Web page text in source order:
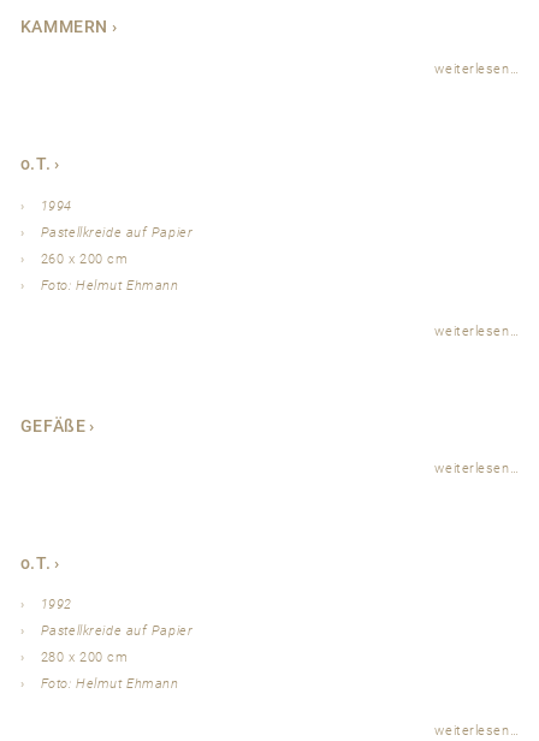
KAMMERN
weiterlesen…
o.T.
1994
Pastellkreide auf Papier
260 x 200 cm
Foto: Helmut Ehmann
weiterlesen…
GEFÄßE
weiterlesen…
o.T.
1992
Pastellkreide auf Papier
280 x 200 cm
Foto: Helmut Ehmann
weiterlesen…